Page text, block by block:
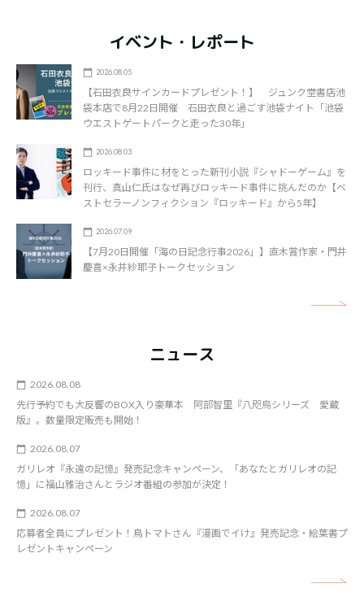
イベント・レポート
2026.08.05
【石田衣良サインカードプレゼント！】 ジュンク堂書店池
袋本店で8月22日開催 石田衣良と過ごす池袋ナイト「池袋
ウエストゲートパークと走った30年」
2026.08.03
ロッキード事件に材をとった新刊小説『シャドーゲーム』を
刊行、真山仁氏はなぜ再びロッキード事件に挑んだのか【ベ
ストセラーノンフィクション『ロッキード』から5年】
2026.07.09
【7月20日開催「海の日記念行事2026」】直木賞作家・門井
慶喜×永井紗耶子トークセッション
ニュース
2026.08.08
先行予約でも大反響のBOX入り豪華本 阿部智里『八咫烏シリーズ 愛蔵
版』。数量限定販売も開始！
2026.08.07
ガリレオ『永遠の記憶』発売記念キャンペーン、「あなたとガリレオの記
憶」に福山雅治さんとラジオ番組の参加が決定！
2026.08.07
応募者全員にプレゼント！鳥トマトさん『漫画でイけ』発売記念・絵葉書プ
レゼントキャンペーン